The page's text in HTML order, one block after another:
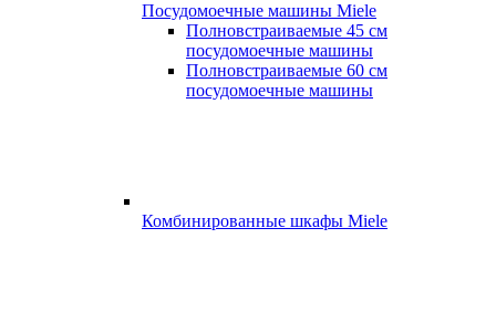
Посудомоечные машины Miele
Полновстраиваемые 45 см
посудомоечные машины
Полновстраиваемые 60 см
посудомоечные машины
Комбинированные шкафы Miele